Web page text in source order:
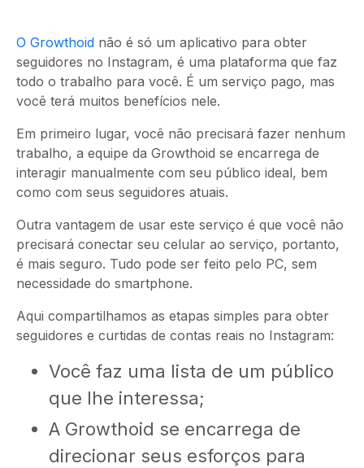
O Growthoid não é só um aplicativo para obter
seguidores no Instagram, é uma plataforma que faz
todo o trabalho para você. É um serviço pago, mas
você terá muitos benefícios nele.
Em primeiro lugar, você não precisará fazer nenhum
trabalho, a equipe da Growthoid se encarrega de
interagir manualmente com seu público ideal, bem
como com seus seguidores atuais.
Outra vantagem de usar este serviço é que você não
precisará conectar seu celular ao serviço, portanto,
é mais seguro. Tudo pode ser feito pelo PC, sem
necessidade do smartphone.
Aqui compartilhamos as etapas simples para obter
seguidores e curtidas de contas reais no Instagram:
Você faz uma lista de um público
que lhe interessa;
A Growthoid se encarrega de
direcionar seus esforços para